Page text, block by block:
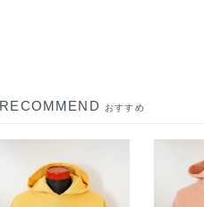
RECOMMEND おすすめ